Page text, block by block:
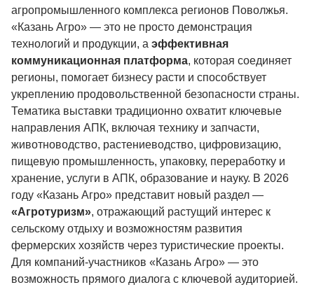
агропромышленного комплекса регионов Поволжья.
«Казань Агро» — это не просто демонстрация
технологий и продукции, а эффективная
коммуникационная платформа, которая соединяет
регионы, помогает бизнесу расти и способствует
укреплению продовольственной безопасности страны.
Тематика выставки традиционно охватит ключевые
направления АПК, включая технику и запчасти,
животноводство, растениеводство, цифровизацию,
пищевую промышленность, упаковку, переработку и
хранение, услуги в АПК, образование и науку. В 2026
году «Казань Агро» представит новый раздел —
«Агротуризм», отражающий растущий интерес к
сельскому отдыху и возможностям развития
фермерских хозяйств через туристические проекты.
Для компаний-участников «Казань Агро» — это
возможность прямого диалога с ключевой аудиторией.